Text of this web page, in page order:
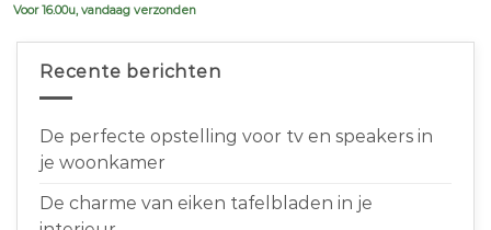
Voor 16.00u, vandaag verzonden
Recente berichten
De perfecte opstelling voor tv en speakers in
je woonkamer
De charme van eiken tafelbladen in je